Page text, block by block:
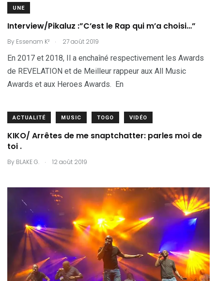
UNE
Interview/Pikaluz :”C’est le Rap qui m’a choisi…”
By Essenam K² . 27 août 2019
En 2017 et 2018, Il a enchaîné respectivement les Awards
de REVELATION et de Meilleur rappeur aux All Music
Awards et aux Heroes Awards. En
ACTUALITÉ MUSIC TOGO VIDÉO
KIKO/ Arrêtes de me snaptchatter: parles moi de
toi .
By BLAKE G. . 12 août 2019